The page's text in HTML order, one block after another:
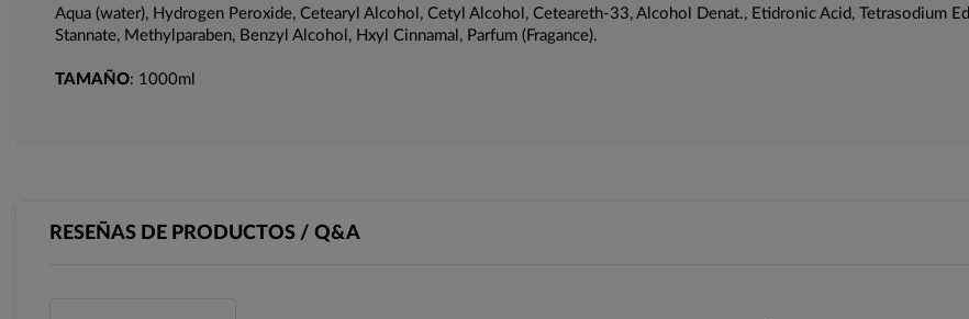
Aqua (water), Hydrogen Peroxide, Cetearyl Alcohol, Cetyl Alcohol, Ceteareth-33, Alcohol Denat., Etidronic Acid, Tetrasodium
Stannate, Methylparaben, Benzyl Alcohol, Hxyl Cinnamal, Parfum (Fragance).
TAMAÑO: 1000ml
RESEÑAS DE PRODUCTOS / Q&A